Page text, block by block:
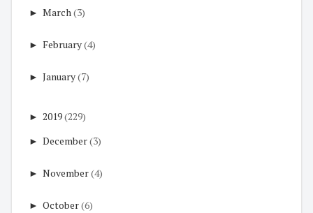
► March(3)
► February(4)
► January(7)
► 2019(229)
► December(3)
► November(4)
► October(6)